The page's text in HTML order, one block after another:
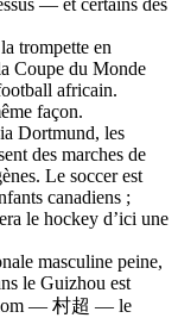
— et certains des
trompette en
Coupe du Monde
africain.
façon.
Dortmund, les
des marches de
Le soccer est
canadiens ;
le hockey d’ici une
masculine peine,
le Guizhou est
nom — 村超 — le